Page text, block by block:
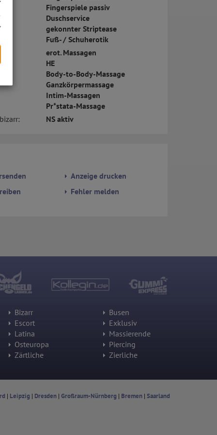
Fingerspiele passiv
Duschservice
gekonnter Striptease
Fuß- / Schuherotik
erot. Massagen
HE
Body-to-Body-Massage
Ganzkörpermassage
Intim-Massagen
Pr*stata-Massage
NS aktiv
Anzeige drucken
Fehler melden
Bizarr
Busen
Escort
Exklusiv
Latina
Massierende
Osteuropa
Piercing
Zärtliche Zierliche
| Leipzig | Dresden| Großraum-Nürnberg | Bremen| Saarland